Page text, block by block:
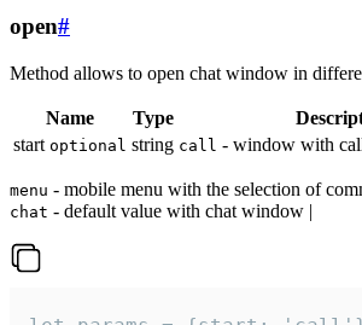
open#
Method allows to open chat window in
Name Type
start optional string call - window with
menu - mobile menu with the selection of
chat - default value with chat window |